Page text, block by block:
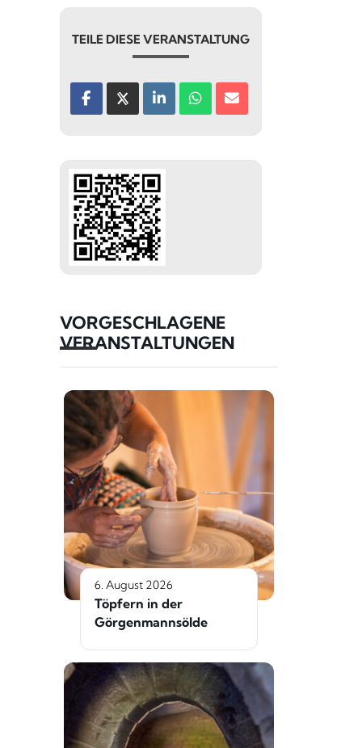
TEILE DIESE VERANSTALTUNG
VORGESCHLAGENE
VERANSTALTUNGEN
6. August 2026
Töpfern in der
Görgenmannsölde